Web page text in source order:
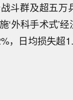
斗群及超五万
‘外科手术式’
，日均损失超